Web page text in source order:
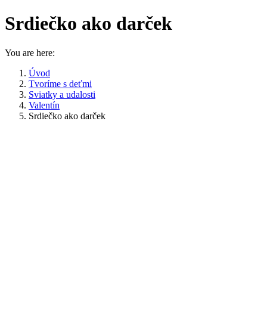
Srdiečko ako darček
You are here:
Úvod
Tvoríme s deťmi
Sviatky a udalosti
Valentín
Srdiečko ako darček